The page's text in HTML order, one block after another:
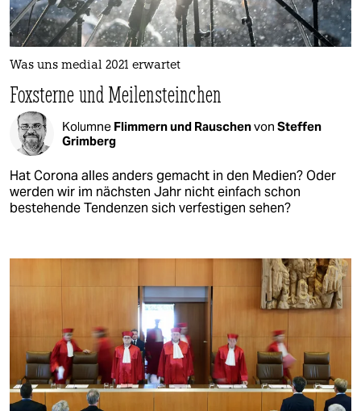
Was uns medial 2021 erwartet
Foxsterne und Meilensteinchen
Kolumne Flimmern und Rauschenvon Steffen
Grimberg
Hat Corona alles anders gemacht in den Medien? Oder
werden wir im nächsten Jahr nicht einfach schon
bestehende Tendenzen sich verfestigen sehen?